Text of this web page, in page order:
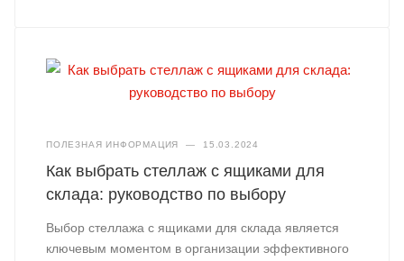
ПОЛЕЗНАЯ ИНФОРМАЦИЯ — 15.03.2024
Как выбрать стеллаж с ящиками для
склада: руководство по выбору
Выбор стеллажа с ящиками для склада является
ключевым моментом в организации эффективного